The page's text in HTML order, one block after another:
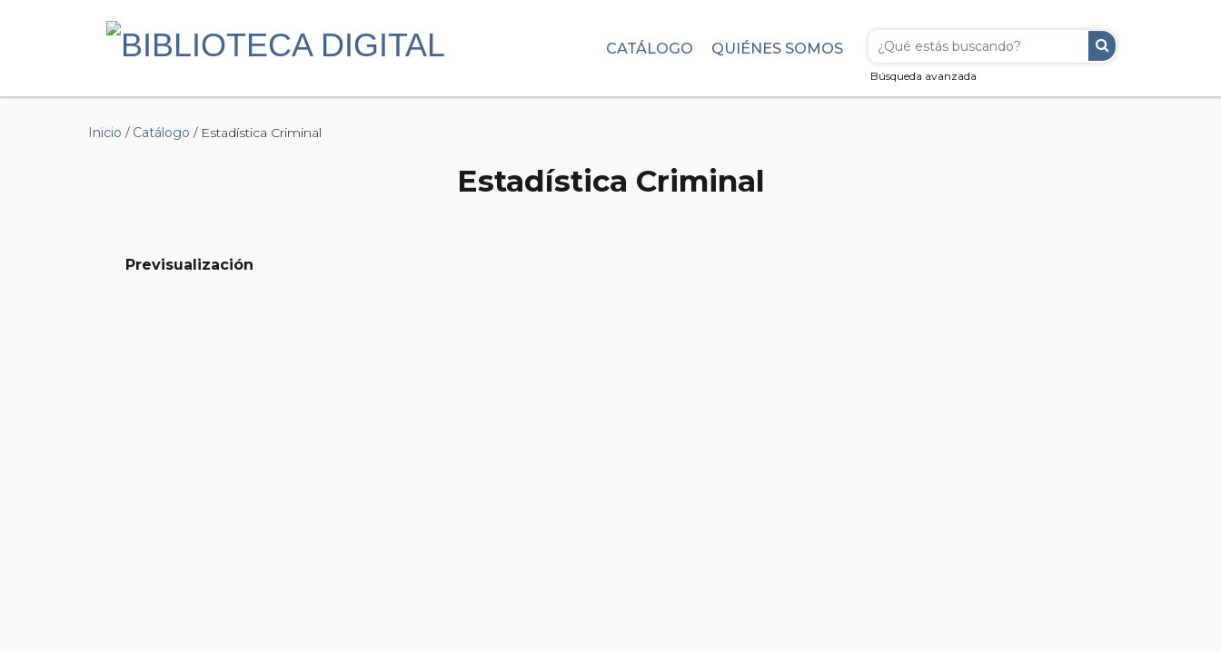
Búsqueda avanzada
CATÁLOGO QUIÉNES SOMOS
Inicio / Catálogo / Estadística Criminal
Estadística Criminal
Previsualización